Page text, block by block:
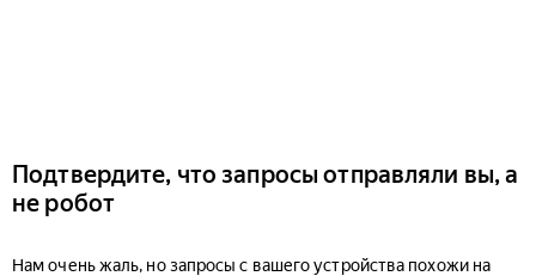
Подтвердите, что запросы отправляли вы, а
не робот
Нам очень жаль, но запросы с вашего устройства похожи на